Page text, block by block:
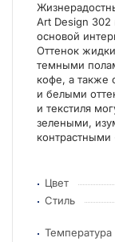
Art Design 302
основой
Оттенок
темными
кофе, а
и белыми
и текстиля
зелеными,
Цвет
Стиль
Температура